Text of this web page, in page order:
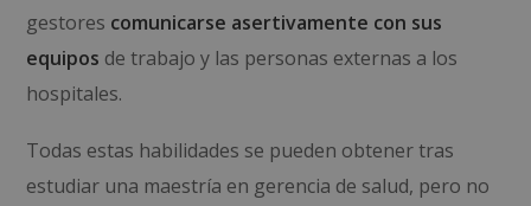
gestores comunicarse asertivamente con sus
equipos de trabajo y las personas externas a los
hospitales.
Todas estas habilidades se pueden obtener tras
estudiar una maestría en gerencia de salud, pero no